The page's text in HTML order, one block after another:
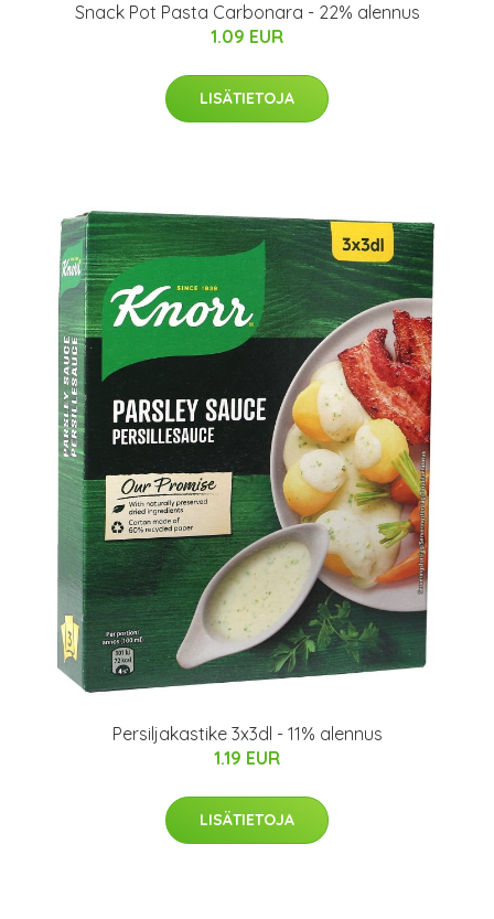
Snack Pot Pasta Carbonara - 22% alennus
1.09 EUR
LISÄTIETOJA
Persiljakastike 3x3dl - 11% alennus
1.19 EUR
LISÄTIETOJA